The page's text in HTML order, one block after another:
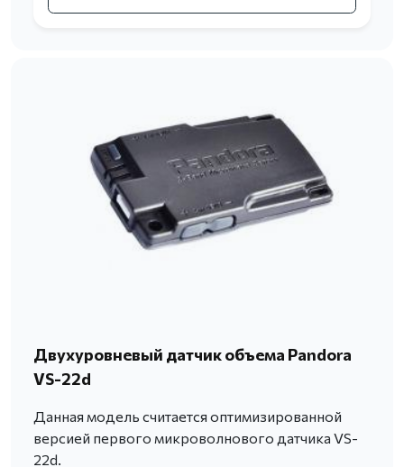
Двухуровневый датчик объема Pandora
VS-22d
Данная модель считается оптимизированной
версией первого микроволнового датчика VS-
22d.